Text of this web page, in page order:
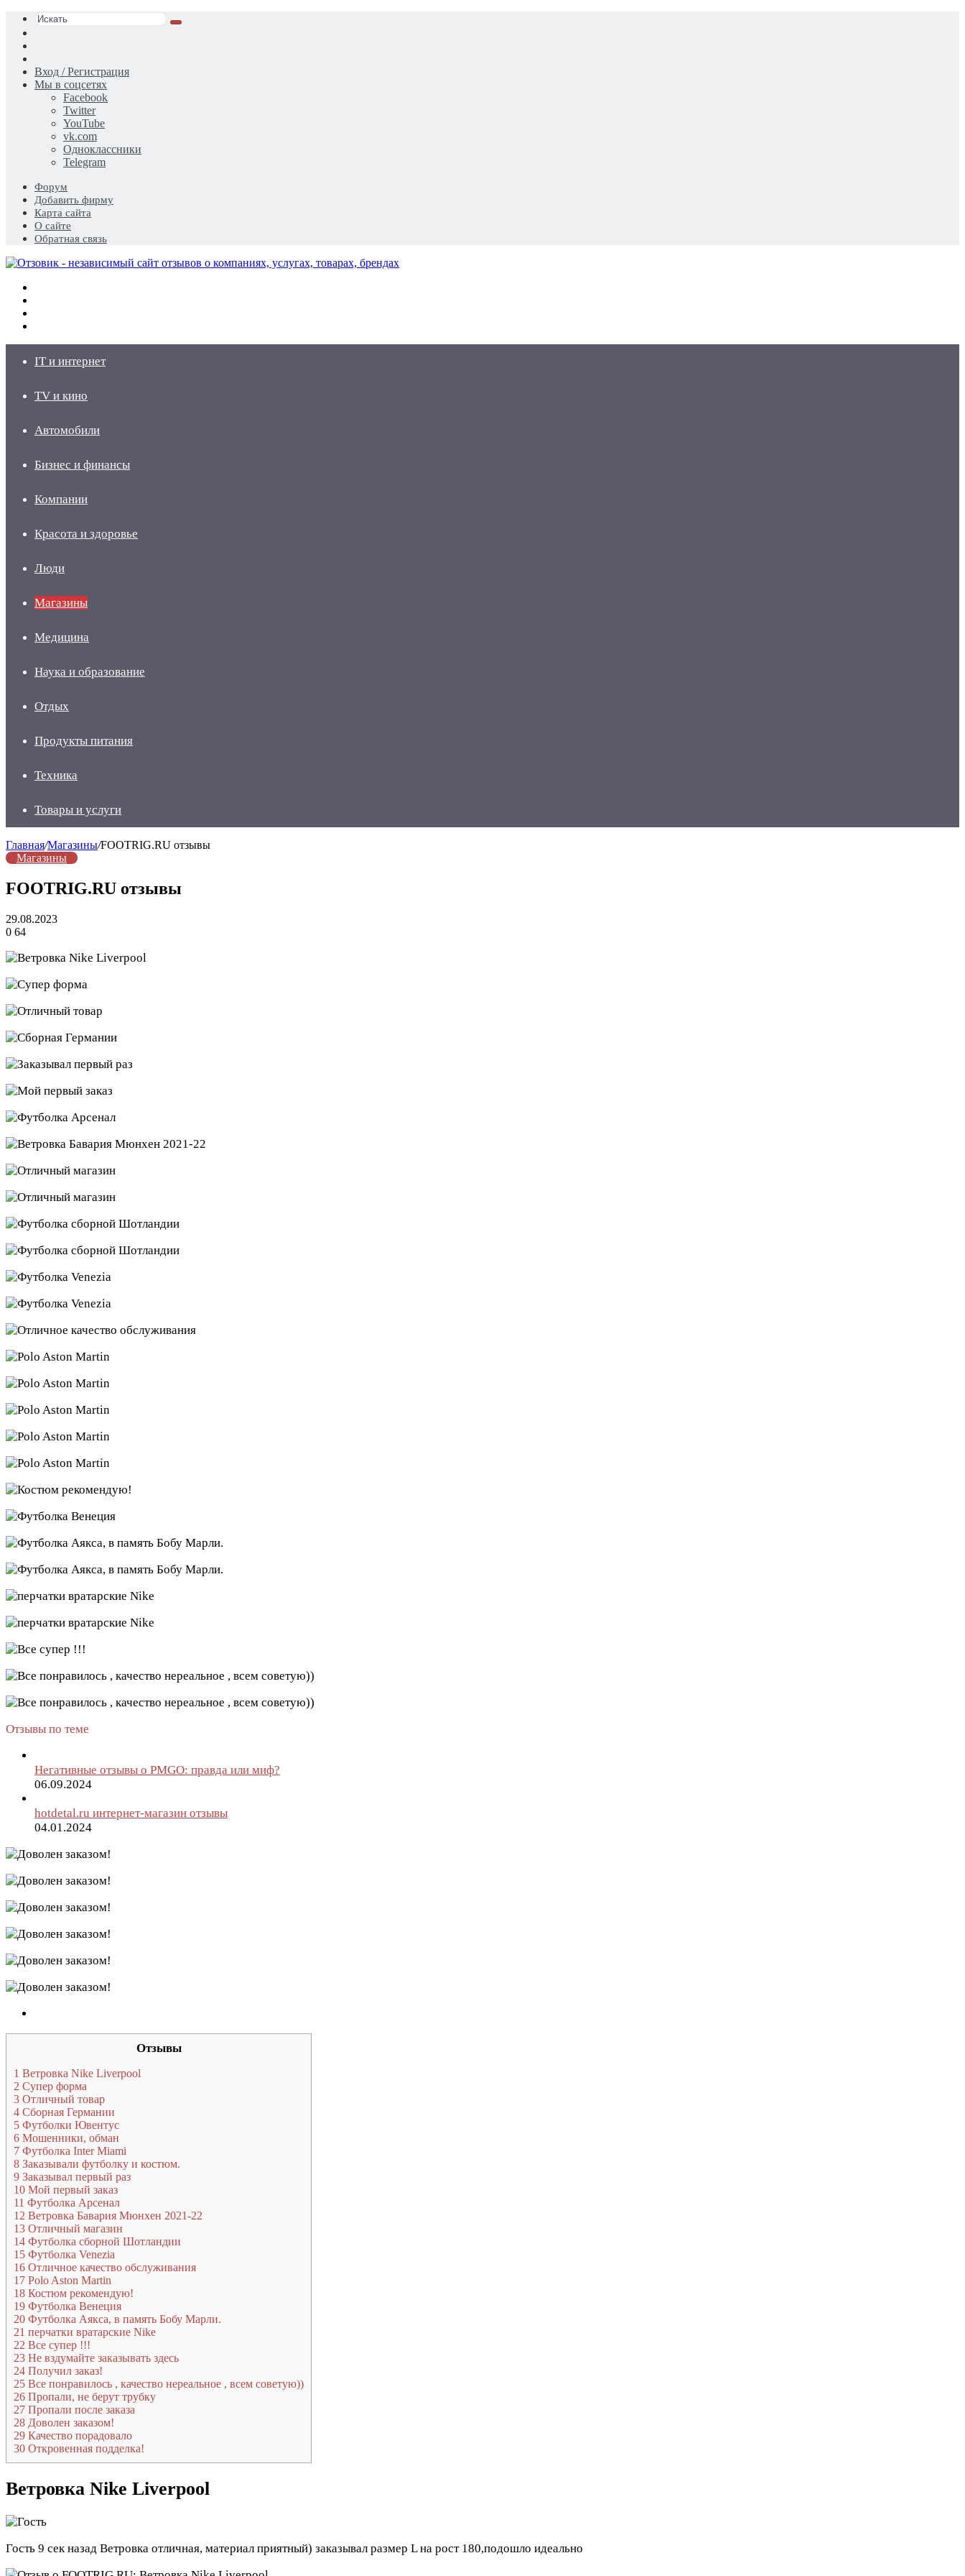
Искать
статья
Вход / Регистрация
Мы в соцсетях
Facebook
Twitter
YouTube
vk.com
Одноклассники
Telegram
Форум
Добавить фирму
Карта сайта
О сайте
Обратная связь
IT и интернет
TV и кино
Автомобили
Бизнес и финансы
Компании
Красота и здоровье
Люди
Магазины
Медицина
Наука и образование
Отдых
Продукты питания
Техника
Товары и услуги
Главная/Магазины/FOOTRIG.RU отзывы
Магазины
FOOTRIG.RU отзывы
29.08.2023
0 64
Отзывы по теме
Негативные отзывы о PMGO: правда или миф?
06.09.2024
hotdetal.ru интернет-магазин отзывы
04.01.2024
Отзывы
1 Ветровка Nike Liverpool
2 Супер форма
3 Отличный товар
4 Сборная Германии
5 Футболки Ювентус
6 Мошенники, обман
7 Футболка Inter Miami
8 Заказывали футболку и костюм.
9 Заказывал первый раз
10 Мой первый заказ
11 Футболка Арсенал
12 Ветровка Бавария Мюнхен 2021-22
13 Отличный магазин
14 Футболка сборной Шотландии
15 Футболка Venezia
16 Отличное качество обслуживания
17 Polo Aston Martin
18 Костюм рекомендую!
19 Футболка Венеция
20 Футболка Аякса, в память Бобу Марли.
21 перчатки вратарские Nike
22 Все супер !!!
23 Не вздумайте заказывать здесь
24 Получил заказ!
25 Все понравилось , качество нереальное , всем советую))
26 Пропали, не берут трубку
27 Пропали после заказа
28 Доволен заказом!
29 Качество порадовало
30 Откровенная подделка!
Ветровка Nike Liverpool
Гость 9 сек назад Ветровка отличная, материал приятный) заказывал размер L на рост 180,подошло идеально